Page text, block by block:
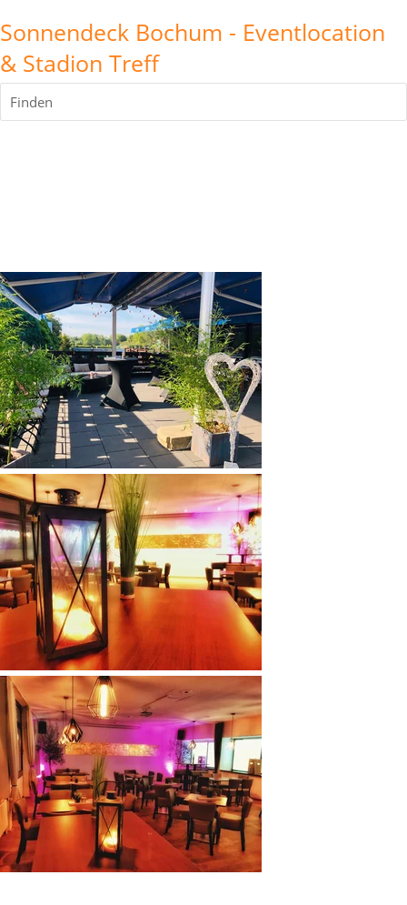
Sonnendeck Bochum - Eventlocation
& Stadion Treff
Finden